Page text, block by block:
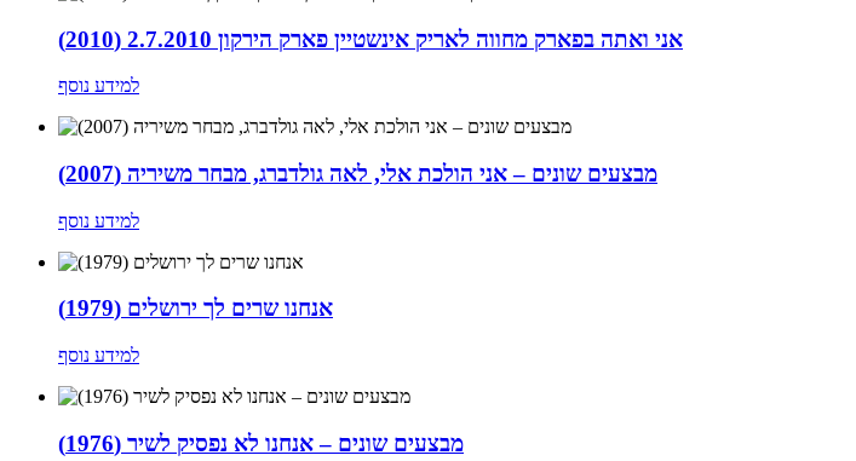
אני ואתה בפארק מחווה לאריק אינשטיין פארק הירקון 2.7.2010 (2010)
למידע נוסף
מבצעים שונים – אני הולכת אלי, לאה גולדברג, מבחר משיריה (2007)
למידע נוסף
אנחנו שרים לך ירושלים (1979)
למידע נוסף
מבצעים שונים – אנחנו לא נפסיק לשיר (1976)